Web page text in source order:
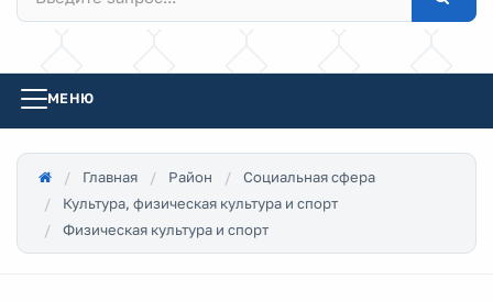
МЕНЮ
Главная Район
Социальная сфера
Культура, физическая культура и спорт
Физическая культура и спорт